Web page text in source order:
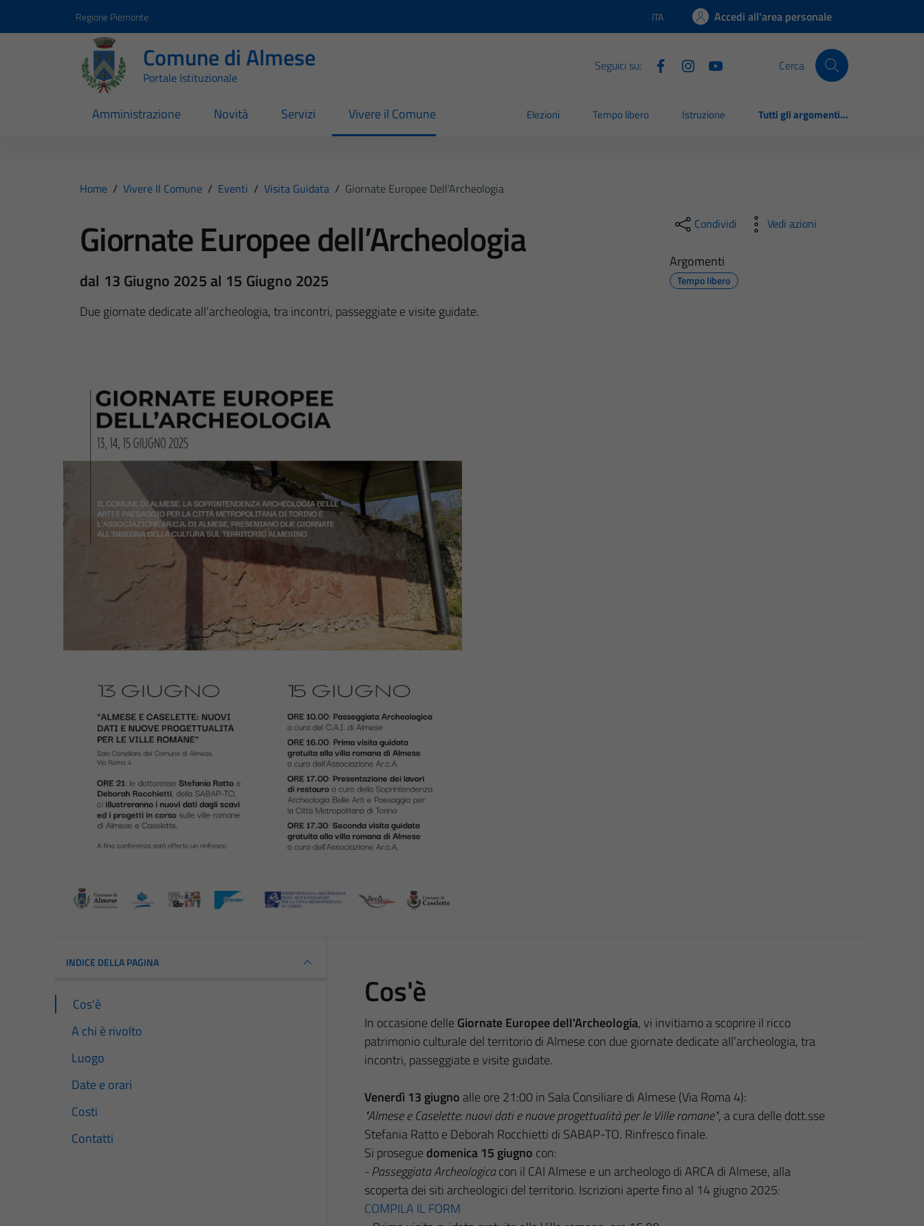
Regione Piemonte Lingua attiva:
ITA Accedi all'area personale
Comune di Almese
Portale Istituzionale
Seguici su: Cerca
Amministrazione Novità Servizi Vivere il Comune Elezioni Tempo libero Istruzione Tutti gli argomenti...
Home / Vivere Il Comune / Eventi / Visita Guidata / Giornate Europee Dell’Archeologia
Giornate Europee dell’Archeologia
dal 13 Giugno 2025 al 15 Giugno 2025
Due giornate dedicate all’archeologia, tra incontri, passeggiate e visite guidate.
Condividi Vedi azioni
Argomenti
Tempo libero
INDICE DELLA PAGINA
Cos'è
A chi è rivolto
Luogo
Date e orari
Costi
Contatti
Cos'è
In occasione delle Giornate Europee dell'Archeologia, vi invitiamo a scoprire il ricco
patrimonio culturale del territorio di Almese con due giornate dedicate all’archeologia, tra
incontri, passeggiate e visite guidate.
Venerdì 13 giugno alle ore 21:00 in Sala Consiliare di Almese (Via Roma 4):
"Almese e Caselette: nuovi dati e nuove progettualità per le Ville romane", a cura delle dott.sse
Stefania Ratto e Deborah Rocchietti di SABAP-TO. Rinfresco finale.
Si prosegue domenica 15 giugno con:
- Passeggiata Archeologicacon il CAI Almese e un archeologo diARCA di Almese, alla
scoperta dei siti archeologici del territorio. Iscrizioni aperte fino al 14 giugno 2025:
COMPILA IL FORM